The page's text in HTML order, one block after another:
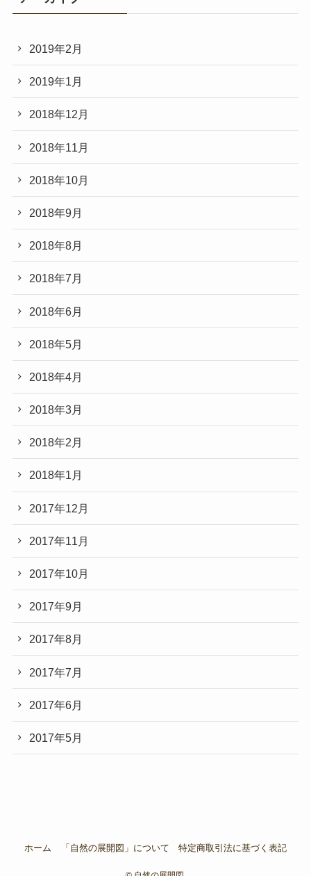
2019年2月
2019年1月
2018年12月
2018年11月
2018年10月
2018年9月
2018年8月
2018年7月
2018年6月
2018年5月
2018年4月
2018年3月
2018年2月
2018年1月
2017年12月
2017年11月
2017年10月
2017年9月
2017年8月
2017年7月
2017年6月
2017年5月
ホーム 「自然の展開図」について 特定商取引法に基づく表記